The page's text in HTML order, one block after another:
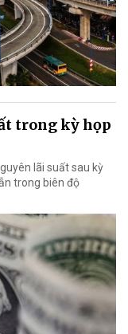
trong kỳ họp
lãi suất sau kỳ
trong biên độ